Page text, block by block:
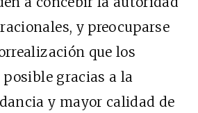
y preocuparse
que los
posible gracias a la
y mayor calidad de